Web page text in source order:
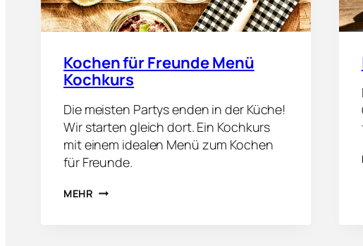
Kochen für Freunde Menü
Kochkurs
Die meisten Partys enden in der Küche!
Wir starten gleich dort. Ein Kochkurs
mit einem idealen Menü zum Kochen
für Freunde.
MEHR K